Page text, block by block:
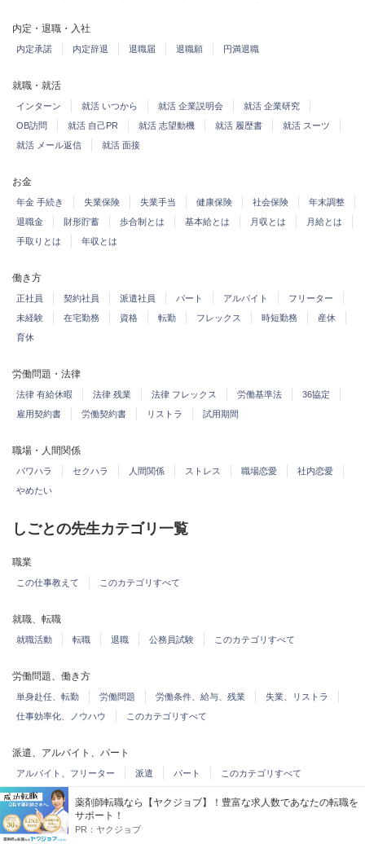
内定・退職・入社
内定承諾 内定辞退 退職届 退職願 円満退職
就職・就活
インターン 就活 いつから 就活 企業説明会
就活 企業研究
OB訪問
就活 自己PR 就活 志望動機 就活 履歴書
就活 スーツ
就活 メール返信
就活 面接
お金
年金 手続き 失業保険 失業手当 健康保険 社会保険
年末調整
退職金
財形貯蓄 歩合制とは 基本給とは 月収とは
月給とは
手取りとは
年収とは
働き方
正社員 契約社員 派遣社員 パート アルバイト
フリーター
未経験
在宅勤務 資格 転勤 フレックス 時短勤務
産休
育休
労働問題・法律
法律 有給休暇 法律 残業 法律 フレックス 労働基準法
36協定
雇用契約書
労働契約書 リストラ 試用期間
職場・人間関係
パワハラ セクハラ 人間関係 ストレス 職場恋愛
社内恋愛
やめたい
しごとの先生カテゴリ一覧
職業
この仕事教えて このカテゴリすべて
就職、転職
就職活動 転職 退職 公務員試験 このカテゴリすべて
労働問題、働き方
単身赴任、転勤 労働問題 労働条件、給与、残業
失業、リストラ
仕事効率化、ノウハウ
このカテゴリすべて
派遣、アルバイト、パート
アルバイト、フリーター 派遣 パート このカテゴリすべて
資格、習い事
資格 簿記 専門学校、職業訓練
薬剤師転職なら【ヤクジョブ】！豊富な求人数であなたの転職を
サポート！
PR： ヤクジョブ